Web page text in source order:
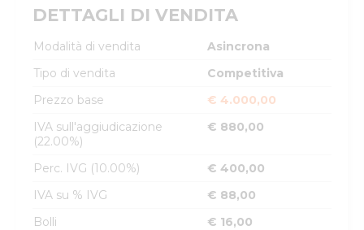
DETTAGLI DI VENDITA
Modalità di vendita
Asincrona
Tipo di vendita
Competitiva
Prezzo base
€ 4.000,00
IVA sull'aggiudicazione
(22.00%)
€ 880,00
Perc. IVG (10.00%)
€ 400,00
IVA su % IVG
€ 88,00
Bolli
€ 16,00